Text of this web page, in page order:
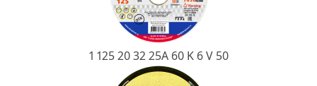
1 125 20 32 25А 60 K 6 V 50